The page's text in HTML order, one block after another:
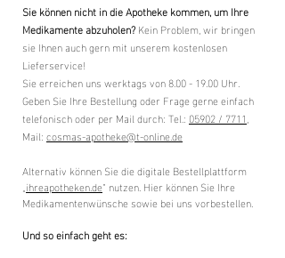
Sie können nicht in die Apotheke kommen, um Ihre
Medikamente abzuholen?Kein Problem, wir bringen
sie Ihnen auch gern mit unserem kostenlosen
Lieferservice!
Sie erreichen uns werktags von8.00 - 19.00Uhr.
Geben Sie Ihre Bestellung oder Frage gerne einfach
telefonisch oder per Mail durch: Tel.: 05902 / 7711,
Mail:cosmas-apotheke@t-online.de
Alternativ können Sie die digitale Bestellplattform
„ihreapotheken.de“ nutzen. Hier können Sie Ihre
Medikamentenwünsche sowie bei uns vorbestellen.
Und so einfach geht es: